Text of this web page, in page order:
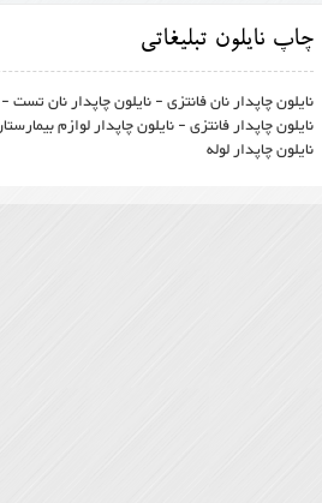
چاپ نایلون تبلیغاتی
نایلون چاپدار نان فانتزی - نایلون چاپدار نان
نایلون چاپدار فانتزی - نایلون چاپدار لوازم
نایلون چاپدار لوله